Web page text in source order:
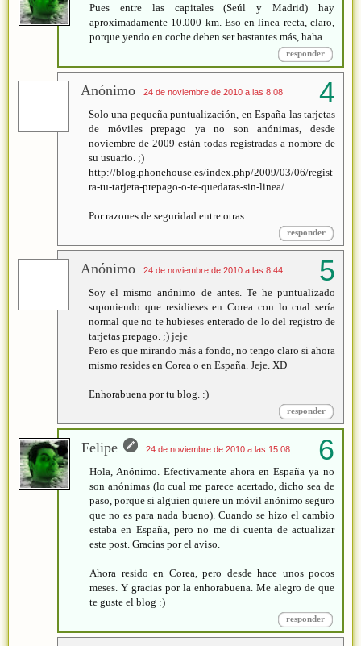
Pues entre las capitales (Seúl y Madrid) hay
aproximadamente 10.000 km. Eso en línea recta, claro,
porque yendo en coche deben ser bastantes más, haha.
responder
Anónimo 24 de noviembre de 2010 a las 8:08
Solo una pequeña puntualización, en España las tarjetas
de móviles prepago ya no son anónimas, desde
noviembre de 2009 están todas registradas a nombre de
su usuario. ;)
http://blog.phonehouse.es/index.php/2009/03/06/regist
ra-tu-tarjeta-prepago-o-te-quedaras-sin-linea/
Por razones de seguridad entre otras...
responder
Anónimo 24 de noviembre de 2010 a las 8:44
Soy el mismo anónimo de antes. Te he puntualizado
suponiendo que residieses en Corea con lo cual sería
normal que no te hubieses enterado de lo del registro de
tarjetas prepago. ;) jeje
Pero es que mirando más a fondo, no tengo claro si ahora
mismo resides en Corea o en España. Jeje. XD
Enhorabuena por tu blog. :)
responder
Felipe 24 de noviembre de 2010 a las 15:08
Hola, Anónimo. Efectivamente ahora en España ya no
son anónimas (lo cual me parece acertado, dicho sea de
paso, porque si alguien quiere un móvil anónimo seguro
que no es para nada bueno). Cuando se hizo el cambio
estaba en España, pero no me di cuenta de actualizar
este post. Gracias por el aviso.
Ahora resido en Corea, pero desde hace unos pocos
meses. Y gracias por la enhorabuena. Me alegro de que
te guste el blog :)
responder